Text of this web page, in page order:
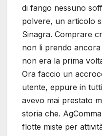
di fango nessuno
polvere, un articolo
Sinagra. Comprare
non li prendo ancora
non era la prima
Ora faccio un
utente, eppure in
avevo mai prestato
storia che.
flotte miste per